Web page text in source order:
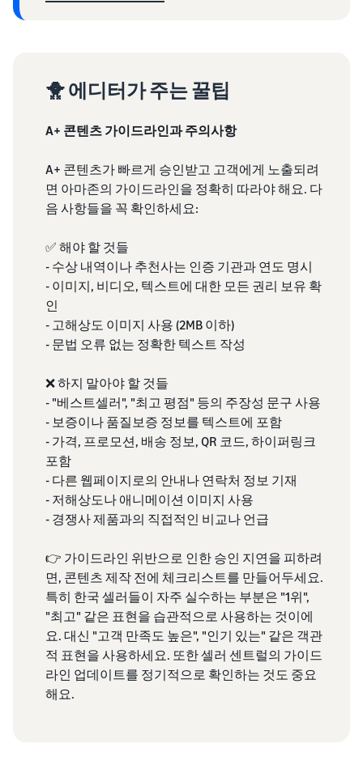
🐥 에디터가 주는 꿀팁
A+ 콘텐츠 가이드라인과 주의사항
A+ 콘텐츠가 빠르게 승인받고 고객에게 노출되려
면 아마존의 가이드라인을 정확히 따라야 해요. 다
음 사항들을 꼭 확인하세요:
✅ 해야 할 것들
- 수상 내역이나 추천사는 인증 기관과 연도 명시
- 이미지, 비디오, 텍스트에 대한 모든 권리 보유 확
인
- 고해상도 이미지 사용 (2MB 이하)
- 문법 오류 없는 정확한 텍스트 작성
❌ 하지 말아야 할 것들
- "베스트셀러", "최고 평점" 등의 주장성 문구 사용
- 보증이나 품질보증 정보를 텍스트에 포함
- 가격, 프로모션, 배송 정보, QR 코드, 하이퍼링크
포함
- 다른 웹페이지로의 안내나 연락처 정보 기재
- 저해상도나 애니메이션 이미지 사용
- 경쟁사 제품과의 직접적인 비교나 언급
👉 가이드라인 위반으로 인한 승인 지연을 피하려
면, 콘텐츠 제작 전에 체크리스트를 만들어두세요.
특히 한국 셀러들이 자주 실수하는 부분은 "1위",
"최고" 같은 표현을 습관적으로 사용하는 것이에
요. 대신 "고객 만족도 높은", "인기 있는" 같은 객관
적 표현을 사용하세요. 또한 셀러 센트럴의 가이드
라인 업데이트를 정기적으로 확인하는 것도 중요
해요.